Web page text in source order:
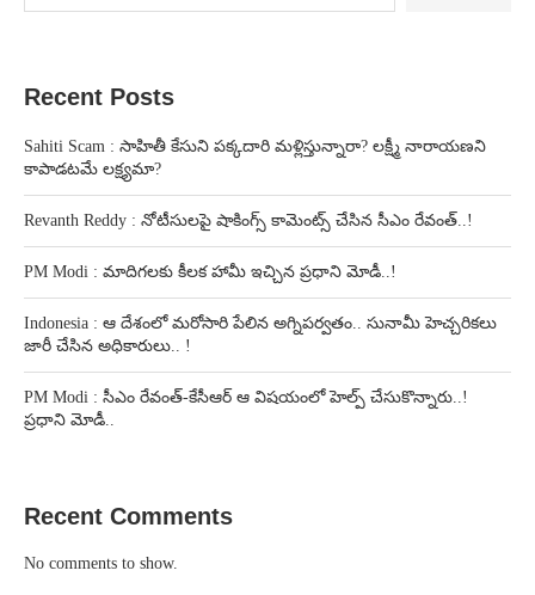
Recent Posts
Sahiti Scam : సాహితీ కేసుని పక్కదారి మళ్లిస్తున్నారా? లక్ష్మీ నారాయణని
కాపాడటమే లక్ష్యమా?
Revanth Reddy : నోటీసులపై షాకింగ్స్ కామెంట్స్ చేసిన సీఎం రేవంత్..!
PM Modi : మాదిగలకు కీలక హామీ ఇచ్చిన ప్రధాని మోడీ..!
Indonesia : ఆ దేశంలో మరోసారి పేలిన అగ్నిపర్వతం.. సునామీ హెచ్చరికలు
జారీ చేసిన అధికారులు.. !
PM Modi : సీఎం రేవంత్-కేసీఆర్ ఆ విషయంలో హెల్ప్ చేసుకొన్నారు..!
ప్రధాని మోడీ..
Recent Comments
No comments to show.